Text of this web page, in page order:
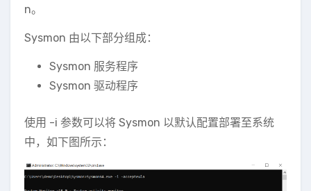
n。
Sysmon 由以下部分组成：
Sysmon 服务程序
Sysmon 驱动程序
使用 -i 参数可以将 Sysmon 以默认配置部署至系统
中，如下图所示：